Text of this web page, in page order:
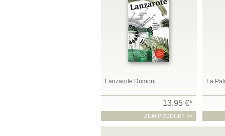
Lanzarote Dumont
13,95 €*
ZUM PRODUKT >>
La